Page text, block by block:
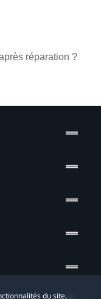
réparation ?
du site,